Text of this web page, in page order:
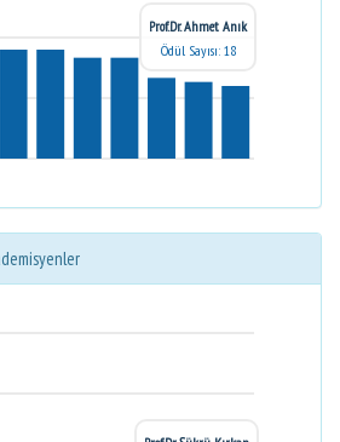
Prof.Dr. Ahmet Anık
Ödül Sayısı: 18